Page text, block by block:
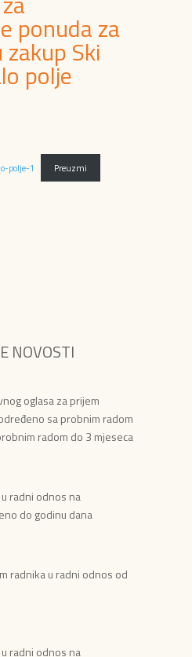
ponuda za
Ski
polje
polje-1 Preuzmi
NOVOSTI
oglasa za prijem
sa probnim radom
radom do 3 mjeseca
radni odnos na
do godinu dana
radnika u radni odnos od
radni odnos na